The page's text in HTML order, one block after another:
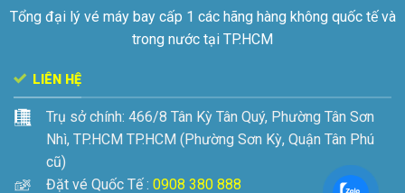
Tổng đại lý vé máy bay cấp 1 các hãng hàng không quốc tế và
trong nước tại TP.HCM
LIÊN HỆ
Trụ sở chính: 466/8 Tân Kỳ Tân Quý, Phường Tân Sơn
Nhì, TP.HCM TP.HCM (Phường Sơn Kỳ, Quận Tân Phú
cũ)
Đặt vé Quốc Tế : 0908 380 888